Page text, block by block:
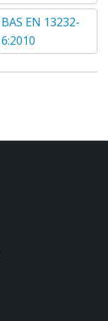
BAS EN 13232-
6:2010